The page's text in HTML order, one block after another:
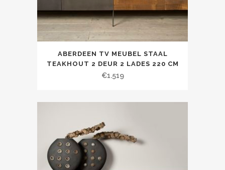
ABERDEEN TV MEUBEL STAAL
TEAKHOUT 2 DEUR 2 LADES 220 CM
€1.519